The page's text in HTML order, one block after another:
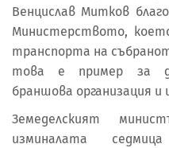
Венцислав Митков
Министерството,
транспорта на
това е пример за
браншова организация
Земеделският
изминалата